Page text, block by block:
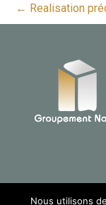
← Realisation
Nous utilisons